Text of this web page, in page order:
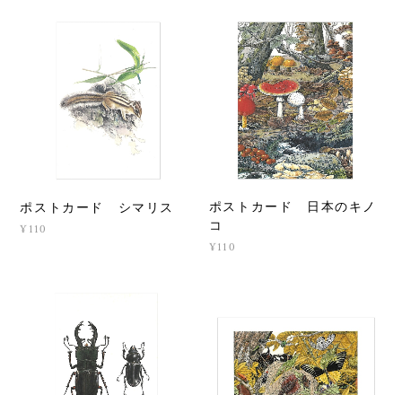
ポストカード シマリス
¥110
ポストカード 日本のキノ
コ
¥110